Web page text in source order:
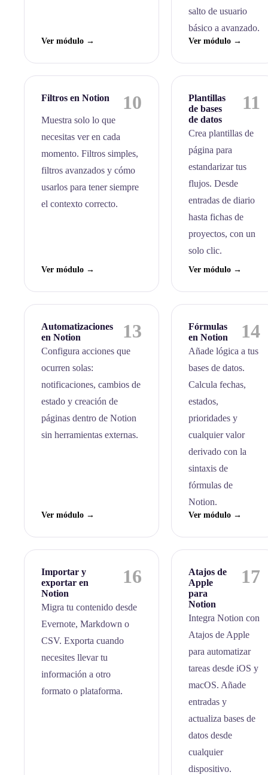
Ver módulo →
salto de usuario
básico a avanzado.
Ver módulo →
Filtros en Notion 10
Muestra solo lo que
necesitas ver en cada
momento. Filtros simples,
filtros avanzados y cómo
usarlos para tener siempre
el contexto correcto.
Ver módulo →
Plantillas
de bases
de datos
11
Crea plantillas de
página para
estandarizar tus
flujos. Desde
entradas de diario
hasta fichas de
proyectos, con un
solo clic.
Ver módulo →
Automatizaciones
en Notion
13
Configura acciones que
ocurren solas:
notificaciones, cambios de
estado y creación de
páginas dentro de Notion
sin herramientas externas.
Ver módulo →
Fórmulas
en Notion
14
Añade lógica a tus
bases de datos.
Calcula fechas,
estados,
prioridades y
cualquier valor
derivado con la
sintaxis de
fórmulas de
Notion.
Ver módulo →
Importar y
exportar en
Notion
16
Migra tu contenido desde
Evernote, Markdown o
CSV. Exporta cuando
necesites llevar tu
información a otro
formato o plataforma.
Atajos de
Apple
para
Notion
17
Integra Notion con
Atajos de Apple
para automatizar
tareas desde iOS y
macOS. Añade
entradas y
actualiza bases de
datos desde
cualquier
dispositivo.